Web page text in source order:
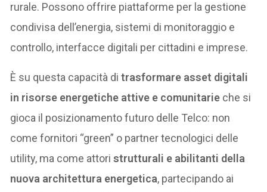
rurale. Possono offrire piattaforme per la gestione
condivisa dell’energia, sistemi di monitoraggio e
controllo, interfacce digitali per cittadini e imprese.
È su questa capacità ditrasformare asset digitali
in risorse energetiche attive e comunitarie che si
gioca il posizionamento futuro delle Telco: non
come fornitori “green” o partner tecnologici delle
utility, ma come attoristrutturali e abilitanti della
nuova architettura energetica, partecipando ai